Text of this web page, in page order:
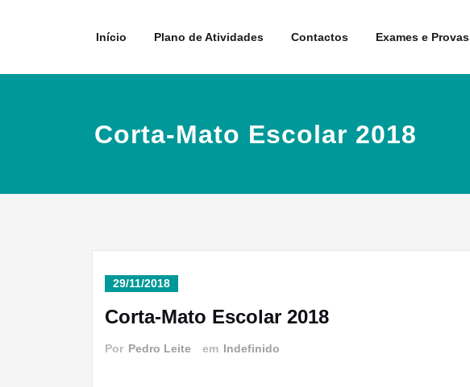
Início Plano de Atividades Contactos Exames e Provas
Corta-Mato Escolar 2018
29/11/2018
Corta-Mato Escolar 2018
Por Pedro Leite em Indefinido